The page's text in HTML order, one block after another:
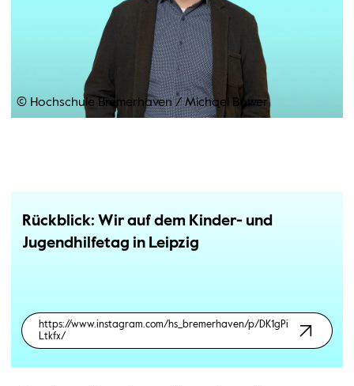
© Hochschule Bremerhaven/Michael Böwer
Rückblick: Wir auf dem Kinder- und
Jugendhilfetag in Leipzig
https://www.instagram.com/hs_bremerhaven/p/DK1gPi
Ltkfx/